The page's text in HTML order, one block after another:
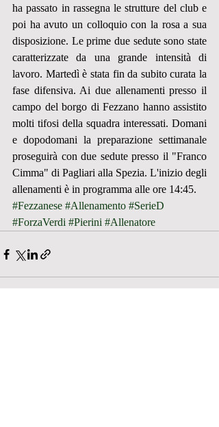
ha passato in rassegna le strutture del club e
poi ha avuto un colloquio con la rosa a sua
disposizione. Le prime due sedute sono state
caratterizzate da una grande intensità di
lavoro. Martedì è stata fin da subito curata la
fase difensiva. Ai due allenamenti presso il
campo del borgo di Fezzano hanno assistito
molti tifosi della squadra interessati. Domani
e dopodomani la preparazione settimanale
proseguirà con due sedute presso il "Franco
Cimma" di Pagliari alla Spezia. L'inizio degli
allenamenti è in programma alle ore 14:45.
#Fezzanese #Allenamento #SerieD
#ForzaVerdi #Pierini #Allenatore